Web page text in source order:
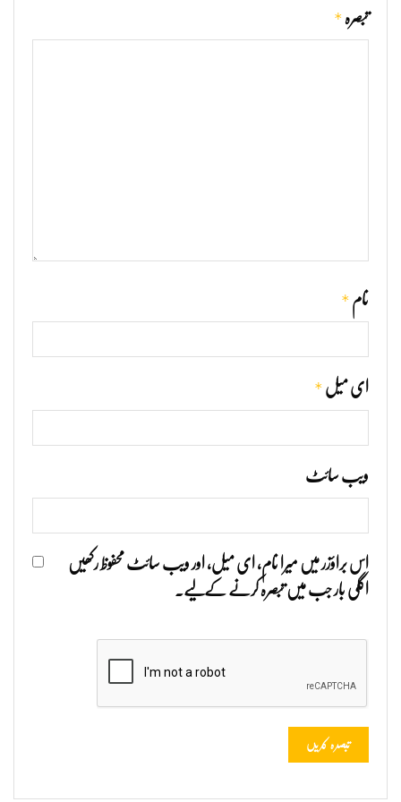
تبصرہ *
نام *
ای میل *
ویب‌ سائٹ
اس براؤزر میں میرا نام، ای میل، اور ویب سائٹ محفوظ رکھیں
اگلی بار جب میں تبصرہ کرنے کےلیے۔